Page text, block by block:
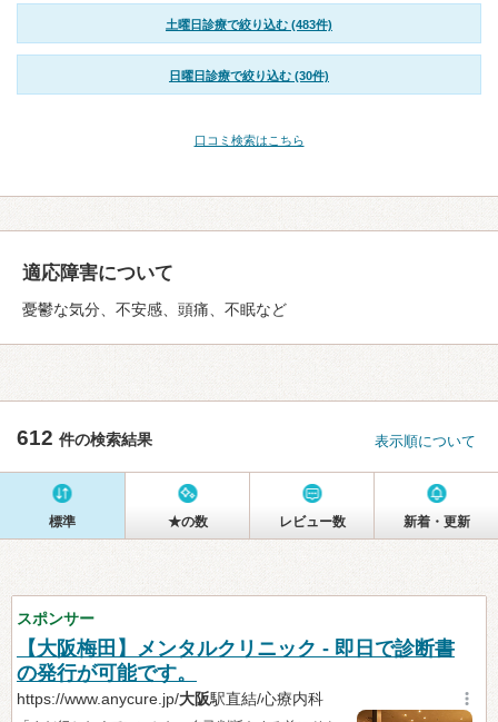
土曜日診療で絞り込む (483件)
日曜日診療で絞り込む (30件)
口コミ検索はこちら
適応障害について
憂鬱な気分、不安感、頭痛、不眠など
612 件の検索結果 表示順について
標準 ★の数 レビュー数 新着・更新